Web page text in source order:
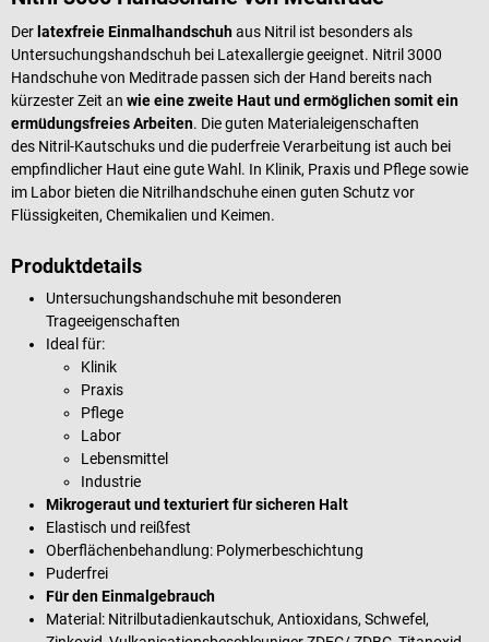
Der latexfreie Einmalhandschuhaus Nitril ist besonders als
Untersuchungshandschuh bei Latexallergie geeignet. Nitril 3000
Handschuhe von Meditrade passen sich der Hand bereits nach
kürzester Zeit an wie eine zweite Haut und ermöglichen somit ein
ermüdungsfreies Arbeiten. Die guten Materialeigenschaften
des Nitril-Kautschuks und die puderfreie Verarbeitung ist auch bei
empfindlicher Haut eine gute Wahl. In Klinik, Praxis und Pflege sowie
im Labor bieten die Nitrilhandschuhe einen guten Schutz vor
Flüssigkeiten, Chemikalien und Keimen.
Produktdetails
Untersuchungshandschuhe mit besonderen
Trageeigenschaften
Ideal für:
Klinik
Praxis
Pflege
Labor
Lebensmittel
Industrie
Mikrogeraut und texturiert für sicheren Halt
Elastisch und reißfest
Oberflächenbehandlung: Polymerbeschichtung
Puderfrei
Für den Einmalgebrauch
Material: Nitrilbutadienkautschuk, Antioxidans, Schwefel,